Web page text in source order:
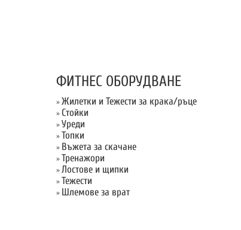
ФИТНЕС ОБОРУДВАНЕ
» Жилетки и Тежести за крака/ръце
» Стойки
» Уреди
» Топки
» Въжета за скачане
» Тренажори
» Лостове и щипки
» Тежести
» Шлемове за врат